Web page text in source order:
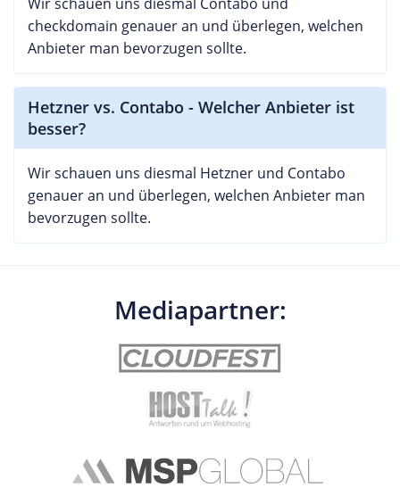
checkdomain genauer an und überlegen, welchen
Anbieter man bevorzugen sollte.
Hetzner vs. Contabo - Welcher Anbieter ist
besser?
Wir schauen uns diesmal Hetzner und Contabo
genauer an und überlegen, welchen Anbieter man
bevorzugen sollte.
Mediapartner: